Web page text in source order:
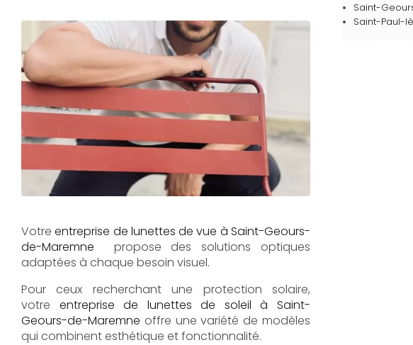
Votreentreprise de lunettes de vue à Saint-Geours-
de-Maremne propose des solutions optiques
adaptées à chaque besoin visuel.
Pour ceux recherchant une protection solaire,
votre entreprise de lunettes de soleil à Saint-
Geours-de-Maremne offre une variété de modèles
qui combinent esthétique et fonctionnalité.
Saint-
Saint-Paul-